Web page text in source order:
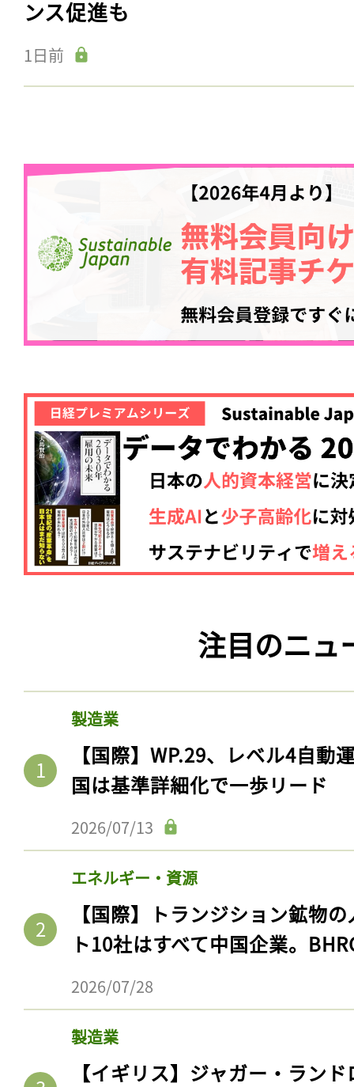
ンス促進も
1日前
注目のニュ
製造業
【国際】WP.29、レベル4自動
国は基準詳細化で一歩リード
2026/07/13
エネルギー・資源
【国際】トランジション鉱物
ト10社はすべて中国企業。
2026/07/28
製造業
【イギリス】ジャガー・ラン